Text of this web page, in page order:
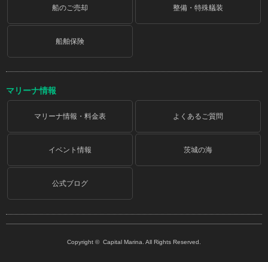
船のご売却 整備・特殊艤装
船舶保険
マリーナ情報
マリーナ情報・料金表 よくあるご質問
イベント情報 茨城の海
公式ブログ
Copyright © Capital Marina. All Rights Reserved.